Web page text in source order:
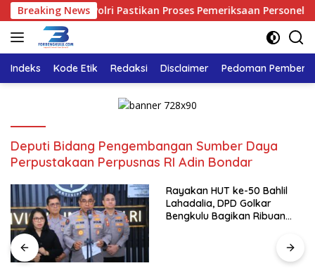
Langsung
ke
konten
Breaking NewsPolri Pastikan Proses Pemeriksaan Personel di
Indeks Kode Etik Redaksi Disclaimer Pedoman
Deputi Bidang Pengembangan Sumber Daya
Perpustakaan Perpusnas RI Adin Bondar
Rayakan HUT ke-50 Bahlil
Lahadalia, DPD Golkar
Bengkulu Bagikan Ribuan